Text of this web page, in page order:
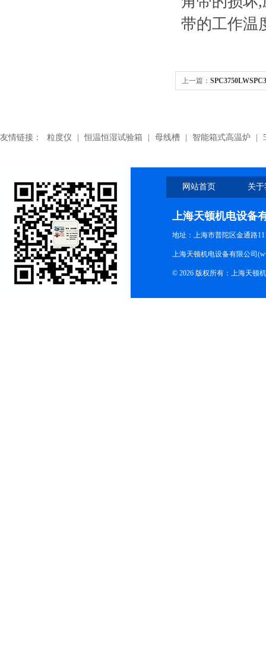
带的工作温
上一篇：
友情链接： 粒度仪 恒温恒湿试验箱 母线槽 智能箱式高温炉
网站首页 关
上海天顿机电设备
地址：上海市普陀区金通路
上海天顿机电设备有限公司
© 2026 版权所有：上海天顿